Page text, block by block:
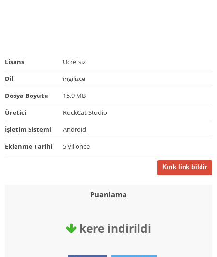
Lisans
Ücretsiz
Dil
ingilizce
Dosya Boyutu
15.9 MB
Üretici
RockCat Studio
İşletim Sistemi
Android
Eklenme Tarihi
5 yıl önce
Kırık link bildir
Puanlama
kere indirildi